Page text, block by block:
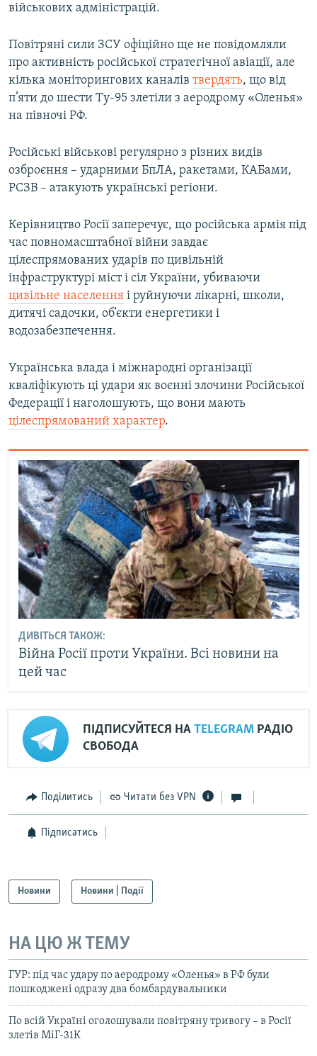
військових адміністрацій.
Повітряні сили ЗСУ офіційно ще не повідомляли
про активність російської стратегічної авіації, але
кілька моніторингових каналів твердять, що від
п’яти до шести Ту-95 злетіли з аеродрому «Оленья»
на півночі РФ.
Російські військові регулярно з різних видів
озброєння – ударними БпЛА, ракетами, КАБами,
РСЗВ – атакують українські регіони.
Керівництво Росії заперечує, що російська армія під
час повномасштабної війни завдає
цілеспрямованих ударів по цивільній
інфраструктурі міст і сіл України, убиваючи
цивільне населення і руйнуючи лікарні, школи,
дитячі садочки, об’єкти енергетики і
водозабезпечення.
Українська влада і міжнародні організації
кваліфікують ці удари як воєнні злочини Російської
Федерації і наголошують, що вони мають
цілеспрямований характер.
ДИВІТЬСЯ ТАКОЖ:
Війна Росії проти України. Всі новини на
цей час
ПІДПИСУЙТЕСЯ НА TELEGRAM РАДІО
СВОБОДА
Поділитись Читати без VPN
Підписатись
Новини Новини | Події
НА ЦЮ Ж ТЕМУ
ГУР: під час удару по аеродрому «Оленья» в РФ були
пошкоджені одразу два бомбардувальники
По всій Україні оголошували повітряну тривогу – в Росії
злетів МіГ-31К